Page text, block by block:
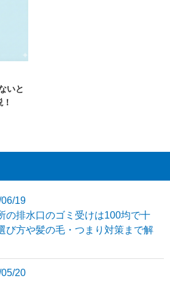
いと
19
の排水口のゴミ受けは100均で十
び方や髪の毛・つまり対策まで解
20